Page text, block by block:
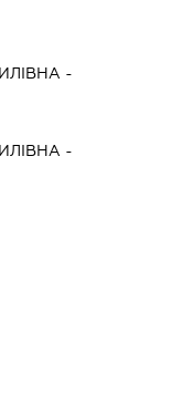
-
-